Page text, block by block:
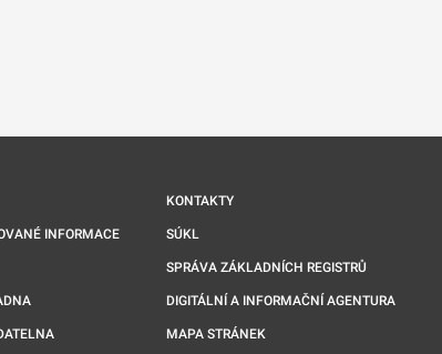
INFORMACE
KONTAKTY
SÚKL
SPRÁVA ZÁKLADNÍCH REGISTRŮ
DIGITÁLNÍ A INFORMAČNÍ AGENTURA
MAPA STRÁNEK